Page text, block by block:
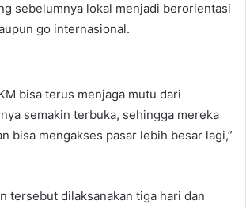
sebelumnya lokal menjadi berorientasi
go internasional.
bisa terus menjaga mutu dari
semakin terbuka, sehingga mereka
bisa mengakses pasar lebih besar lagi,”
tersebut dilaksanakan tiga hari dan